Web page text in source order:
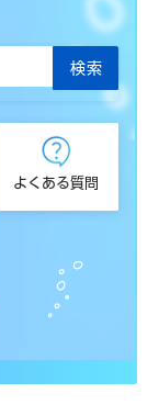
よくある質問